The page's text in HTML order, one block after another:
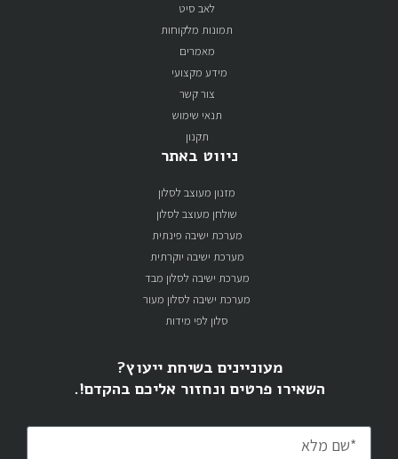
לאב סיט
תמונות מלקוחות
מאמרים
מידע מקצועי
צור קשר
תנאי שימוש
תקנון
ניווט באתר
מזנון מעוצב לסלון
שולחן מעוצב לסלון
מערכת ישיבה פינתית
מערכת ישיבה יוקרתית
מערכת ישיבה לסלון מבד
מערכת ישיבה לסלון מעור
סלון לפי מידות
מעוניינים בשיחת ייעוץ?
השאירו פרטים ונחזור אליכם בהקדם!.